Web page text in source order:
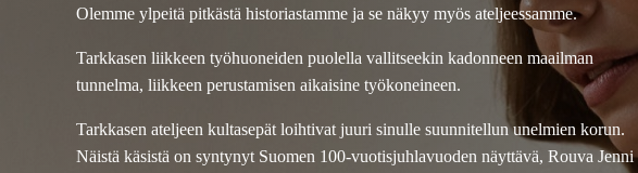
Olemme ylpeitä pitkästä historiastamme ja se näkyy myös ateljeessamme.
Tarkkasen liikkeen työhuoneiden puolella vallitseekin kadonneen maailman
tunnelma, liikkeen perustamisen aikaisine työkoneineen.
Tarkkasen ateljeen kultasepät loihtivat juuri sinulle suunnitellun unelmien korun.
Näistä käsistä on syntynyt Suomen 100-vuotisjuhlavuoden näyttävä, Rouva Jenni